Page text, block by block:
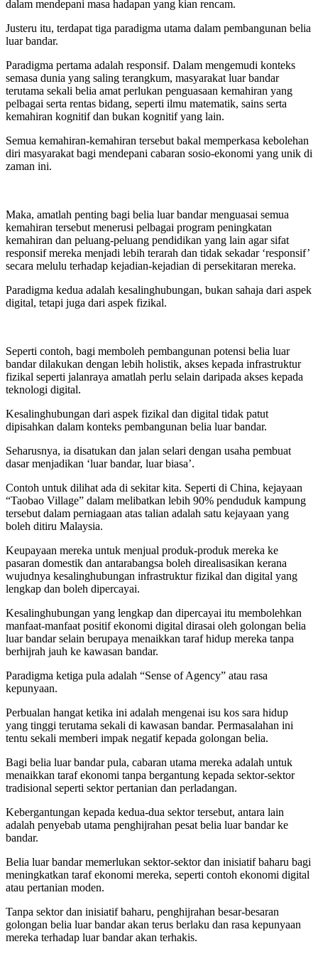
dalam mendepani masa hadapan yang kian rencam.
Justeru itu, terdapat tiga paradigma utama dalam pembangunan belia
luar bandar.
Paradigma pertama adalah responsif. Dalam mengemudi konteks
semasa dunia yang saling terangkum, masyarakat luar bandar
terutama sekali belia amat perlukan penguasaan kemahiran yang
pelbagai serta rentas bidang, seperti ilmu matematik, sains serta
kemahiran kognitif dan bukan kognitif yang lain.
Semua kemahiran-kemahiran tersebut bakal memperkasa kebolehan
diri masyarakat bagi mendepani cabaran sosio-ekonomi yang unik di
zaman ini.
Maka, amatlah penting bagi belia luar bandar menguasai semua
kemahiran tersebut menerusi pelbagai program peningkatan
kemahiran dan peluang-peluang pendidikan yang lain agar sifat
responsif mereka menjadi lebih terarah dan tidak sekadar ‘responsif’
secara melulu terhadap kejadian-kejadian di persekitaran mereka.
Paradigma kedua adalah kesalinghubungan, bukan sahaja dari aspek
digital, tetapi juga dari aspek fizikal.
Seperti contoh, bagi memboleh pembangunan potensi belia luar
bandar dilakukan dengan lebih holistik, akses kepada infrastruktur
fizikal seperti jalanraya amatlah perlu selain daripada akses kepada
teknologi digital.
Kesalinghubungan dari aspek fizikal dan digital tidak patut
dipisahkan dalam konteks pembangunan belia luar bandar.
Seharusnya, ia disatukan dan jalan selari dengan usaha pembuat
dasar menjadikan ‘luar bandar, luar biasa’.
Contoh untuk dilihat ada di sekitar kita. Seperti di China, kejayaan
“Taobao Village” dalam melibatkan lebih 90% penduduk kampung
tersebut dalam perniagaan atas talian adalah satu kejayaan yang
boleh ditiru Malaysia.
Keupayaan mereka untuk menjual produk-produk mereka ke
pasaran domestik dan antarabangsa boleh direalisasikan kerana
wujudnya kesalinghubungan infrastruktur fizikal dan digital yang
lengkap dan boleh dipercayai.
Kesalinghubungan yang lengkap dan dipercayai itu membolehkan
manfaat-manfaat positif ekonomi digital dirasai oleh golongan belia
luar bandar selain berupaya menaikkan taraf hidup mereka tanpa
berhijrah jauh ke kawasan bandar.
Paradigma ketiga pula adalah “Sense of Agency” atau rasa
kepunyaan.
Perbualan hangat ketika ini adalah mengenai isu kos sara hidup
yang tinggi terutama sekali di kawasan bandar. Permasalahan ini
tentu sekali memberi impak negatif kepada golongan belia.
Bagi belia luar bandar pula, cabaran utama mereka adalah untuk
menaikkan taraf ekonomi tanpa bergantung kepada sektor-sektor
tradisional seperti sektor pertanian dan perladangan.
Kebergantungan kepada kedua-dua sektor tersebut, antara lain
adalah penyebab utama penghijrahan pesat belia luar bandar ke
bandar.
Belia luar bandar memerlukan sektor-sektor dan inisiatif baharu bagi
meningkatkan taraf ekonomi mereka, seperti contoh ekonomi digital
atau pertanian moden.
Tanpa sektor dan inisiatif baharu, penghijrahan besar-besaran
golongan belia luar bandar akan terus berlaku dan rasa kepunyaan
mereka terhadap luar bandar akan terhakis.